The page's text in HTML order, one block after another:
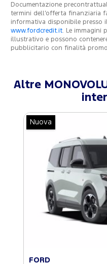
Documentazione
termini dell’offerta finanziaria
informativa disponibile presso
www.fordcredit.it . Le immagini
illustrativo e possono
pubblicitario con finalità
Altre
Nuova
FORD